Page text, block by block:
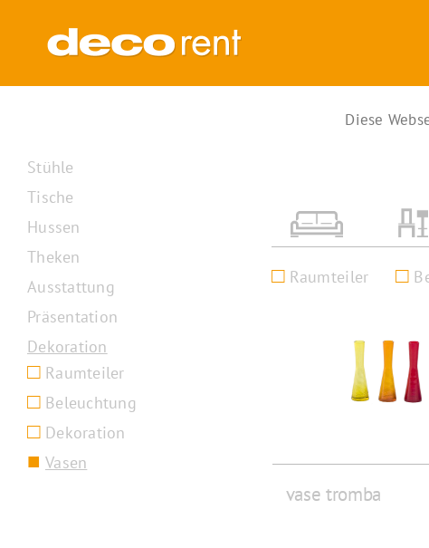
springen
Raumteiler
vase tromba
Stühle
Tische
Hussen
Theken
Ausstattung
Präsentation
Dekoration
Raumteiler
Beleuchtung
Dekoration
Vasen
Diese